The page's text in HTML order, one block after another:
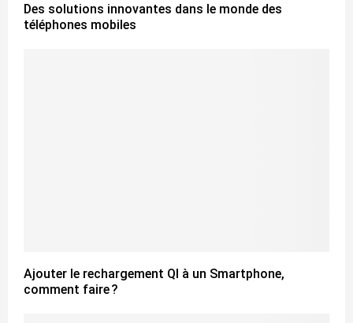
Des solutions innovantes dans le monde des
téléphones mobiles
Ajouter le rechargement QI à un Smartphone,
comment faire ?